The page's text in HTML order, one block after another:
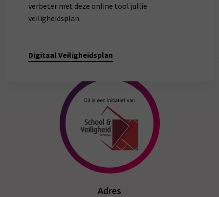
verbeter met deze online tool jullie
veiligheidsplan.
Digitaal Veiligheidsplan
Adres